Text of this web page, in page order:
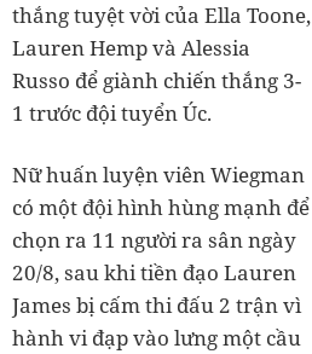
thắng tuyệt vời của Ella Toone,
Lauren Hemp và Alessia
Russo để giành chiến thắng 3-
1 trước đội tuyển Úc.
Nữ huấn luyện viên Wiegman
có một đội hình hùng mạnh để
chọn ra 11 người ra sân ngày
20/8, sau khi tiền đạo Lauren
James bị cấm thi đấu 2 trận vì
hành vi đạp vào lưng một cầu